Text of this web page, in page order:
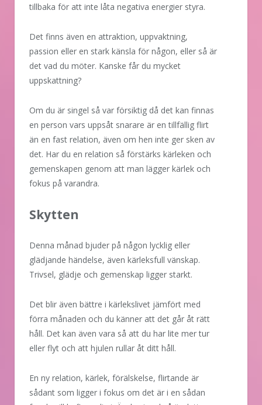
tillbaka för att inte låta negativa energier styra.
Det finns även en attraktion, uppvaktning,
passion eller en stark känsla för någon, eller så är
det vad du möter. Kanske får du mycket
uppskattning?
Om du är singel så var försiktig då det kan finnas
en person vars uppsåt snarare är en tillfällig flirt
än en fast relation, även om hen inte ger sken av
det. Har du en relation så förstärks kärleken och
gemenskapen genom att man lägger kärlek och
fokus på varandra.
Skytten
Denna månad bjuder på någon lycklig eller
glädjande händelse, även kärleksfull vänskap.
Trivsel, glädje och gemenskap ligger starkt.
Det blir även bättre i kärlekslivet jämfört med
förra månaden och du känner att det går åt rätt
håll. Det kan även vara så att du har lite mer tur
eller flyt och att hjulen rullar åt ditt håll.
En ny relation, kärlek, förälskelse, flirtande är
sådant som ligger i fokus om det är i en sådan